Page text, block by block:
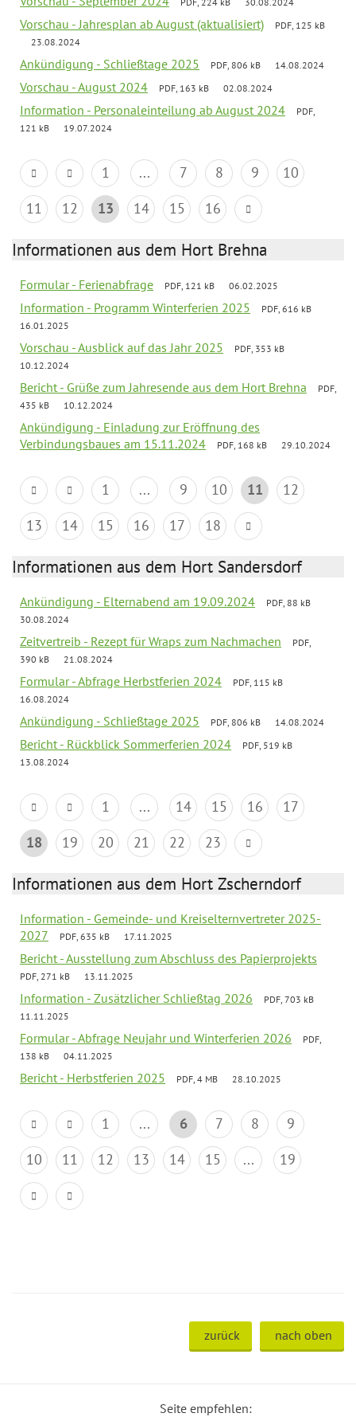
Vorschau - Jahresplan ab August (aktualisiert)
PDF, 125 kB
23.08.2024
Ankündigung - Schließtage 2025 PDF, 806 kB 14.08.2024
Vorschau - August 2024 PDF, 163 kB 02.08.2024
Information - Personaleinteilung ab August 2024
PDF,
121 kB
19.07.2024
1 ... 7 8 9
10
11
12 13 14 15 16
Informationen aus dem Hort Brehna
Formular - Ferienabfrage PDF, 121 kB 06.02.2025
Information - Programm Winterferien 2025
PDF, 616 kB
16.01.2025
Vorschau - Ausblick auf das Jahr 2025
PDF, 353 kB
10.12.2024
Bericht - Grüße zum Jahresende aus dem Hort Brehna
PDF,
435 kB
10.12.2024
Ankündigung - Einladung zur Eröffnung des
Verbindungsbaues am 15.11.2024
PDF, 168 kB 29.10.2024
1 ... 9 10 11
12
13
14 15 16 17 18
Informationen aus dem Hort Sandersdorf
Ankündigung - Elternabend am 19.09.2024
PDF, 88 kB
30.08.2024
Zeitvertreib - Rezept für Wraps zum Nachmachen
PDF,
390 kB
21.08.2024
Formular - Abfrage Herbstferien 2024
PDF, 115 kB
16.08.2024
Ankündigung - Schließtage 2025 PDF, 806 kB 14.08.2024
Bericht - Rückblick Sommerferien 2024
PDF, 519 kB
13.08.2024
1 ... 14 15 16
17
18
19 20 21 22 23
Informationen aus dem Hort Zscherndorf
Information - Gemeinde- und Kreiselternvertreter 2025-
2027
PDF, 635 kB 17.11.2025
Bericht - Ausstellung zum Abschluss des Papierprojekts
PDF, 271 kB 13.11.2025
Information - Zusätzlicher Schließtag 2026
PDF, 703 kB
11.11.2025
Formular - Abfrage Neujahr und Winterferien 2026
PDF,
138 kB
04.11.2025
Bericht - Herbstferien 2025 PDF, 4 MB 28.10.2025
1 ... 6 7 8
9
10
11 12 13 14 15 ... 19
zurück nach oben
Seite empfehlen: